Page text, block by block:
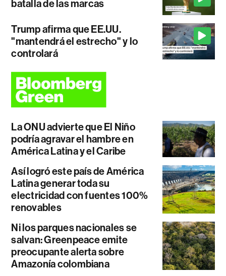
batalla de las marcas
Trump afirma que EE.UU.
"mantendrá el estrecho" y lo
controlará
La ONU advierte que El Niño
podría agravar el hambre en
América Latina y el Caribe
Así logró este país de América
Latina generar toda su
electricidad con fuentes 100%
renovables
Ni los parques nacionales se
salvan: Greenpeace emite
preocupante alerta sobre
Amazonía colombiana